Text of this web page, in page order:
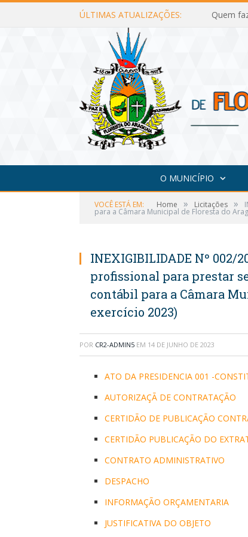
ÚLTIMAS ATUALIZAÇÕES: Quem
O MUNICÍPIO
VOCÊ ESTÁ EM: Home » Licitações »
para a Câmara Municipal de Floresta do
INEXIGIBILIDADE Nº 002/
profissional para prestar
contábil para a Câmara
exercício 2023)
POR CR2-ADMIN5 EM 14 DE JUNHO DE 2023
ATO DA PRESIDENCIA 001 -
AUTORIZAÇÃ DE CONTRATAÇÃO
CERTIDÃO DE PUBLICAÇÃO
CERTIDÃO PUBLICAÇÃO DO
CONTRATO ADMINISTRATIVO
DESPACHO
INFORMAÇÃO ORÇAMENTARIA
JUSTIFICATIVA DO OBJETO